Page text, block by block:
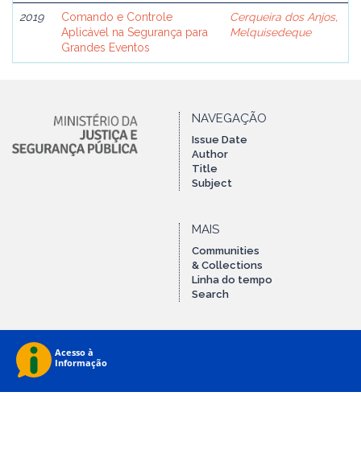
2019
Comando e Controle
Aplicável na Segurança para
Grandes Eventos
Cerqueira dos Anjos,
Melquisedeque
NAVEGAÇÃO
Issue Date
Author
Title
Subject
MAIS
Communities
& Collections
Linha do tempo
Search